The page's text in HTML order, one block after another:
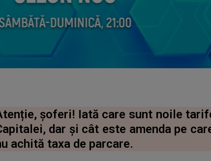
ARTICOLUL
șoferi! Iată care sunt noile
dar și cât este amenda pe
achită taxa de parcare.